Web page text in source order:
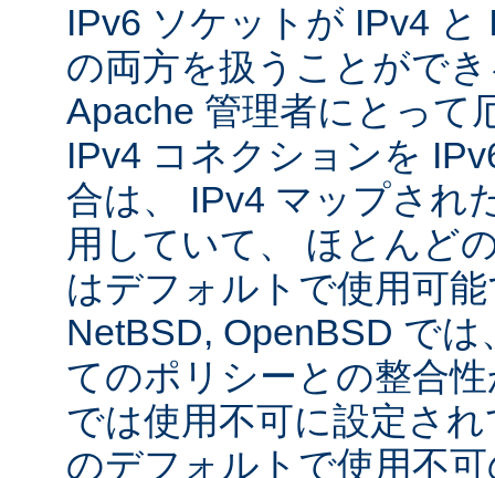
IPv6 ソケットが IPv4
の両方を扱うことがで
Apache 管理者にとって
IPv4 コネクションを
合は、 IPv4 マップされ
用していて、 ほとんど
はデフォルトで使用可
NetBSD, OpenBSD で
てのポリシーとの整合
では使用不可に設定さ
のデフォルトで使用不